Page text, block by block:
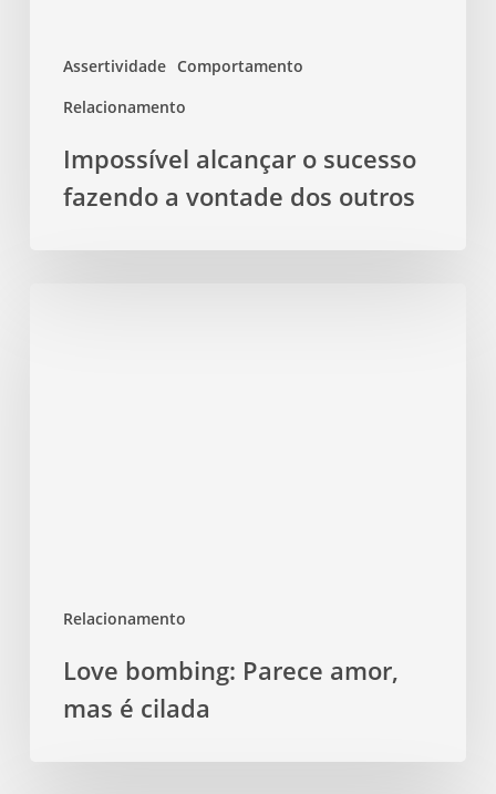
Assertividade Comportamento
Relacionamento
Impossível alcançar o sucesso
fazendo a vontade dos outros
Relacionamento
Love bombing: Parece amor,
mas é cilada